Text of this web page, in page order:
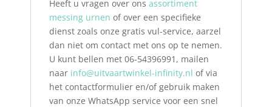
Heeft u vragen over ons assortiment
messing urnen of over een specifieke
dienst zoals onze gratis vul-service, aarzel
dan niet om contact met ons op te nemen.
U kunt bellen met 06-54396991, mailen
naar info@uitvaartwinkel-infinity.nl of via
het contactformulier en/of gebruik maken
van onze WhatsApp service voor een snel